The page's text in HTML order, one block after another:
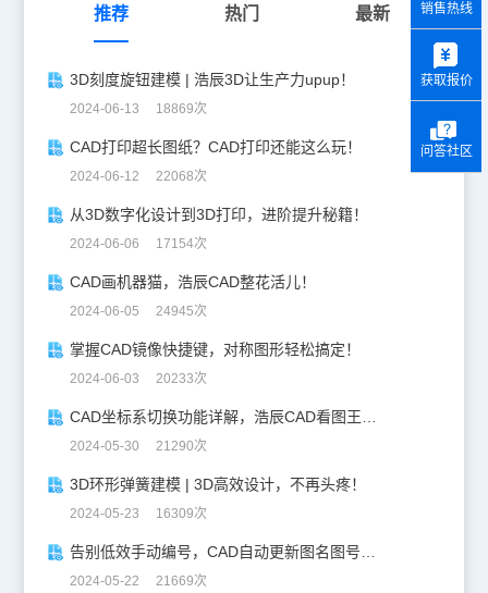
推荐 热门 最新
3D刻度旋钮建模 | 浩辰3D让生产力upup！
2024-06-13 18869次
CAD打印超长图纸？CAD打印还能这么玩！
2024-06-12 22068次
从3D数字化设计到3D打印，进阶提升秘籍！
2024-06-06 17154次
CAD画机器猫，浩辰CAD整花活儿！
2024-06-05 24945次
掌握CAD镜像快捷键，对称图形轻松搞定！
2024-06-03 20233次
2024-05-30 21290次
3D环形弹簧建模 | 3D高效设计，不再头疼！
2024-05-23 16309次
2024-05-22 21669次
销售热线
获取报价
问答社区